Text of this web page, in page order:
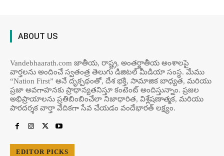
ABOUT US
Vandebhaarath.com జాతీయ, రాష్ట్ర, అంతర్జాతీయ అంశాలపై
వార్తలను అందించే స్వతంత్ర తెలుగు డిజిటల్ మీడియా సంస్థ. మేము
“Nation First” అనే దృక్పథంతో, దేశ భక్తి, సామాజిక బాధ్యత, మరియు
ప్రజా అవగాహనకు ప్రాధాన్యతనిస్తూ కంటెంట్ అందిస్తున్నాం. ప్రజల
అభిప్రాయాలను ప్రతిబింబించేలా నిజాధారిత, విశ్లేషణాత్మక, మరియు
పారదర్శక వార్తా వేదికగా సేవ చేయడం వందేభార‌త్ ల‌క్ష్యం.
EDITOR PICKS